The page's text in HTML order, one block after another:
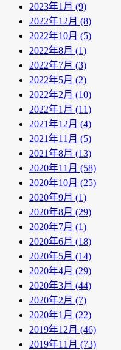
2023年1月 (9)
2022年12月 (8)
2022年10月 (5)
2022年8月 (1)
2022年7月 (3)
2022年5月 (2)
2022年2月 (10)
2022年1月 (11)
2021年12月 (4)
2021年11月 (5)
2021年8月 (13)
2020年11月 (58)
2020年10月 (25)
2020年9月 (1)
2020年8月 (29)
2020年7月 (1)
2020年6月 (18)
2020年5月 (14)
2020年4月 (29)
2020年3月 (44)
2020年2月 (7)
2020年1月 (22)
2019年12月 (46)
2019年11月 (73)